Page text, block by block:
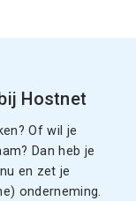
Hostnet
Of wil je
Dan heb je
en zet je
onderneming.